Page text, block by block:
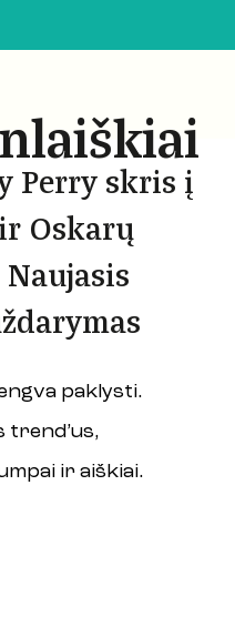
Perry skris į
Oskarų
paklysti.
trend’us,
ir aiškiai.